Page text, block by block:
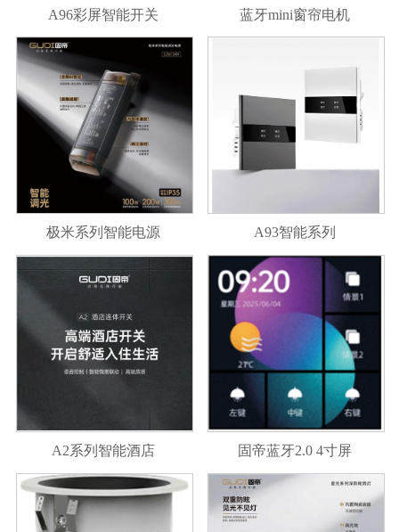
A96彩屏智能开关 蓝牙mini窗帘电机
极米系列智能电源 A93智能系列
A2系列智能酒店 固帝蓝牙2.0 4寸屏